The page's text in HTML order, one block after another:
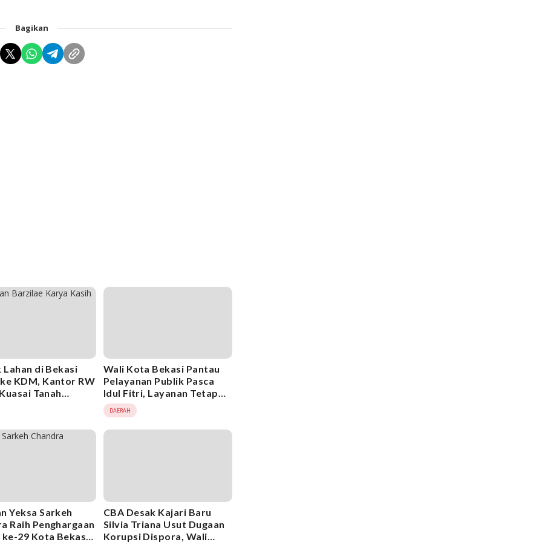
Bagikan
Lahan di Bekasi
KDM, Kantor RW
Tanah
Hukum
Wali Kota Bekasi Pantau
Pelayanan Publik Pasca
Idul Fitri, Layanan Tetap
Optimal
DAERAH
Yeksa Sarkeh
Raih Penghargaan
ke-29 Kota Bekasi,
CBA Desak Kajari Baru
Silvia Triana Usut Dugaan
Korupsi Dispora, Wali